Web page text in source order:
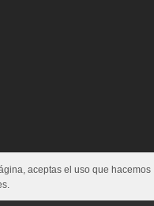
aceptas el uso que hacemos